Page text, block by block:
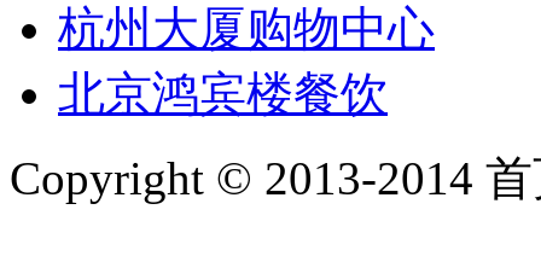
杭州大厦购物中心
北京鸿宾楼餐饮
Copyright © 2013-2014